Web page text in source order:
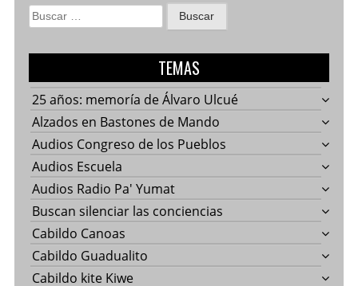
Buscar:
TEMAS
25 años: memoría de Álvaro Ulcué
Alzados en Bastones de Mando
Audios Congreso de los Pueblos
Audios Escuela
Audios Radio Pa' Yumat
Buscan silenciar las conciencias
Cabildo Canoas
Cabildo Guadualito
Cabildo kite Kiwe